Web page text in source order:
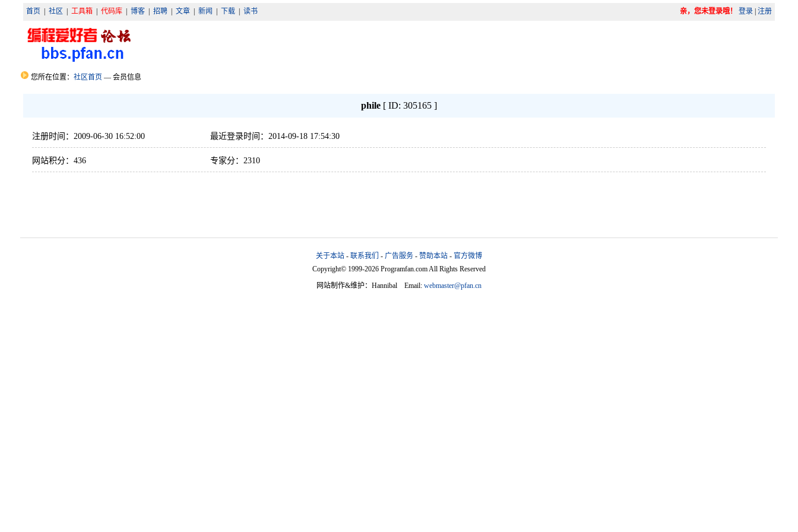
亲，您未登录哦！ 登录 |注册
首页 社区 工具箱 代码库| 博客| 招聘| 文章| 新闻 下载| 读书
您所在位置： 社区首页 — 会员信息
phile[ ID: 305165 ]
注册时间：2009-06-30 16:52:00 最近登录时间：2014-09-18 17:54:30
网站积分：436 专家分：2310
关于本站- 联系我们 - 广告服务- 赞助本站- 官方微博
Copyright© 1999-2026 Programfan.com All Rights Reserved
网站制作&维护：Hannibal Email: webmaster@pfan.cn